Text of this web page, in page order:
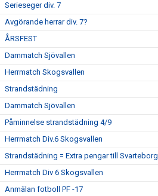
Serieseger div. 7
Avgörande herrar div. 7?
ÅRSFEST
Dammatch Sjövallen
Herrmatch Skogsvallen
Strandstädning
Dammatch Sjövallen
Påminnelse strandstädning 4/9
Herrmatch Div.6 Skogsvallen
Strandstädning = Extra pengar till Svarteborg
Herrmatch Div 6 Skogsvallen
Anmälan fotboll PF -17